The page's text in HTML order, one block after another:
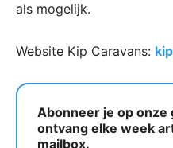
als mogelijk.
Website Kip Caravans:
Abonneer je op
ontvang elke week
mailbox.